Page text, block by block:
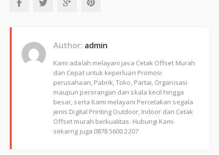
Author: admin
Kami adalah melayani jasa Cetak Offset Murah
dan Cepat untuk keperluan Promosi
perusahaan, Pabrik, Toko, Partai, Organisasi
maupun perorangan dari skala kecil hingga
besar, serta Kami melayani Percetakan segala
jenis Digital Printing Outdoor, Indoor dan Cetak
Offset murah berkualitas. Hubungi Kami
sekarng juga 0878 5600 2207